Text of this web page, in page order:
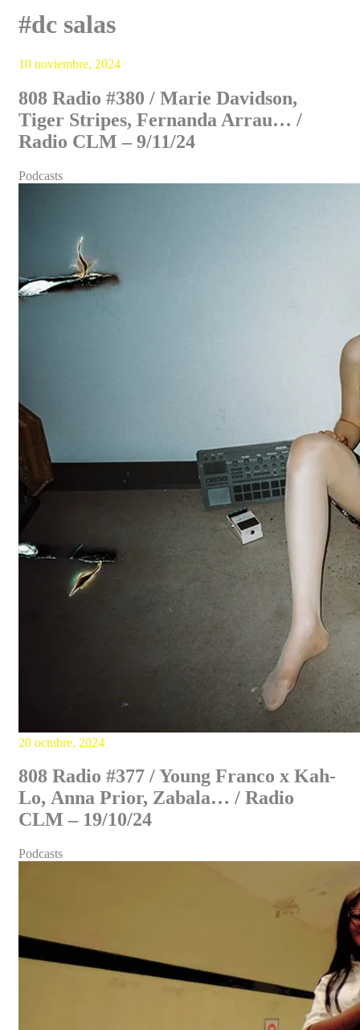
#dc salas
10 noviembre, 2024
808 Radio #380 / Marie Davidson,
Tiger Stripes, Fernanda Arrau… /
Radio CLM – 9/11/24
Podcasts
20 octubre, 2024
808 Radio #377 / Young Franco x Kah-
Lo, Anna Prior, Zabala… / Radio
CLM – 19/10/24
Podcasts